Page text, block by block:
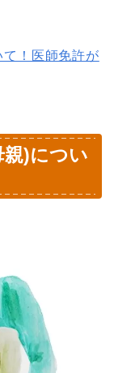
！医師免許が
親)につい